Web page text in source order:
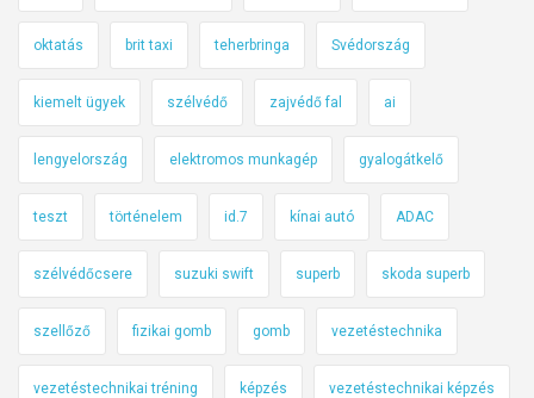
oktatás brit taxi teherbringa Svédország
kiemelt ügyek szélvédő zajvédő fal ai
lengyelország elektromos munkagép gyalogátkelő
teszt történelem id.7 kínai autó ADAC
szélvédőcsere suzuki swift superb skoda superb
szellőző fizikai gomb gomb vezetéstechnika
vezetéstechnikai tréning képzés vezetéstechnikai képzés